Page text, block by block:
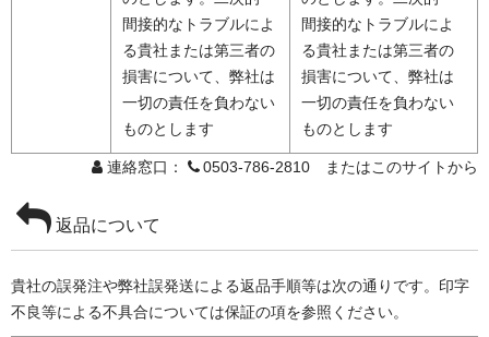
間接的なトラブルによ
る貴社または第三者の
損害について、弊社は
一切の責任を負わない
ものとします
間接的なトラブルによ
る貴社または第三者の
損害について、弊社は
一切の責任を負わない
ものとします
連絡窓口： 0503-786-2810 またはこのサイトから
返品について
貴社の誤発注や弊社誤発送による返品手順等は次の通りです。印字
不良等による不具合については保証の項を参照ください。